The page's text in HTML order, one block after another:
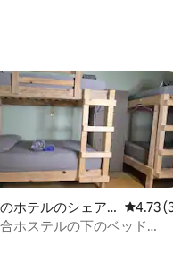
つ星の平均評価
ホテルのシェア
レビュ
4.73
ホステルの下のベッド